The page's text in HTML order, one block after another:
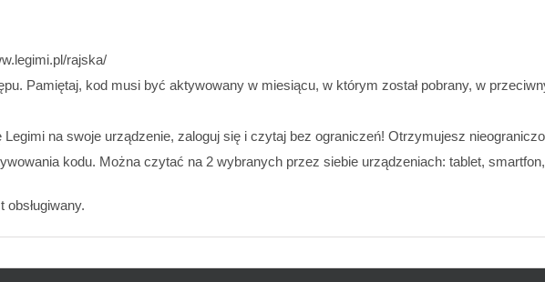
rajska/
Pamiętaj, kod musi być aktywowany w miesiącu, w którym został pobrany, w
na swoje urządzenie, zaloguj się i czytaj bez ograniczeń! Otrzymujesz
kodu. Można czytać na 2 wybranych przez siebie urządzeniach: tablet,